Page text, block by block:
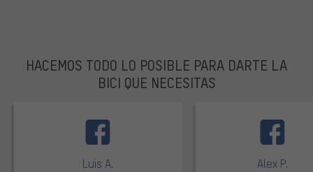
HACEMOS TODO LO POSIBLE PARA DARTE LA
BICI QUE NECESITAS
Luis A. Alex P.